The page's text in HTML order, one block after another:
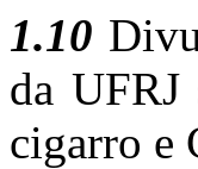
1.10
da UFRJ
cigarro e